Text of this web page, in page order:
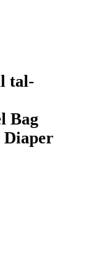
tal-
Bag